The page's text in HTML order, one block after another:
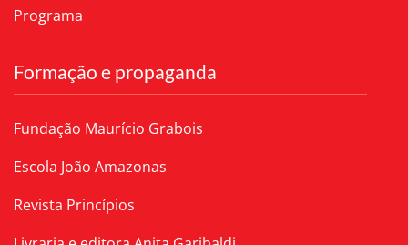
Programa
Formação e propaganda
Fundação Maurício Grabois
Escola João Amazonas
Revista Princípios